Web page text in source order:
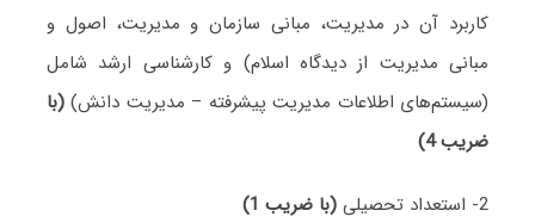
کاربرد آن در مدیریت، مبانی سازمان و مدیریت، اصول و
مبانی مدیریت از دیدگاه اسلام) و کارشناسی ارشد شامل
(سیستم‌های اطلاعات مدیریت پیشرفته – مدیریت دانش)(با
ضریب 4)
2- استعداد تحصیلی (با ضریب 1)